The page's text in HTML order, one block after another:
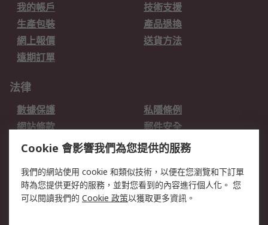
我的帳戶
技術支援
生產包裝
產品退換
網上報價
送貨方法
遠期訂單
法律
數據保護
私隱條例
網站條款
郵件安全
销售条款和条件
關於RS
RS的歷史
關於RS
Cookie 會影響我們為您提供的服務
我們的網站使用 cookie 和類似技術，以便在您瀏覽和下訂單
時為您提供更好的服務，並對您看到的內容進行個人化。 您
可以閱讀我們的 Cookie 政策以獲取更多資訊。